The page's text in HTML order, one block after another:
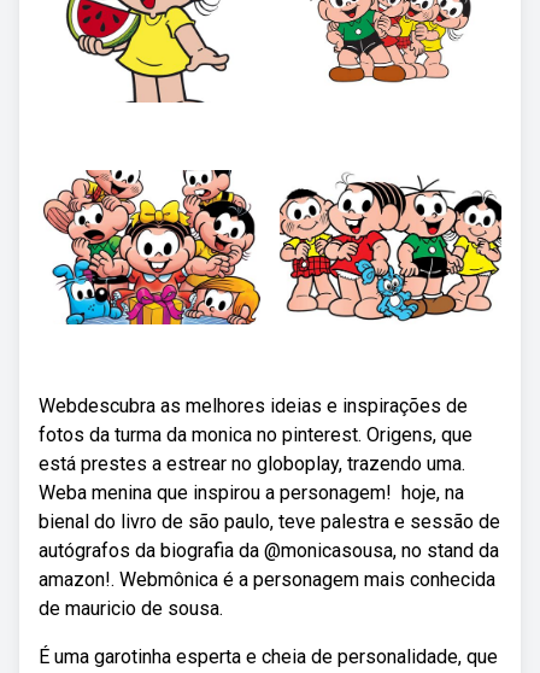
Webdescubra as melhores ideias e inspirações de
fotos da turma da monica no pinterest. Origens, que
está prestes a estrear no globoplay, trazendo uma.
Weba menina que inspirou a personagem! ️ hoje, na
bienal do livro de são paulo, teve palestra e sessão de
autógrafos da biografia da @monicasousa, no stand da
amazon!. Webmônica é a personagem mais conhecida
de mauricio de sousa.
É uma garotinha esperta e cheia de personalidade, que